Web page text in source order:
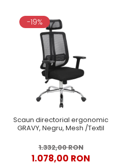
-19%
Scaun directorial ergonomic
GRAVY, Negru, Mesh /Textil
1.332,00 RON
1.078,00 RON